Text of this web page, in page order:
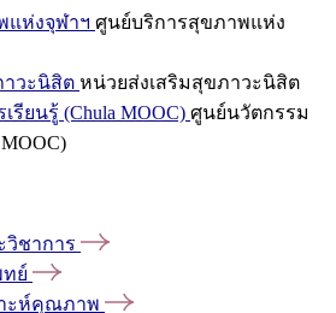
แห่งจุฬาฯ ศูนย์บริการสุขภาพแห่ง
าวะนิสิต หน่วยส่งเสริมสุขภาวะนิสิต
ยนรู้ (Chula MOOC) ศูนย์นวัตกรรม
วิชาการ
ทย์
าะห์คุณภาพ